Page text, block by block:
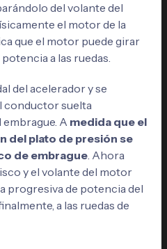
del volante del
el motor de la
que el motor puede girar
a las ruedas.
del acelerador y se
conductor suelta
A medida que el
del plato de presión se
de embrague. Ahora
y el volante del motor
progresiva de potencia del
a las ruedas de